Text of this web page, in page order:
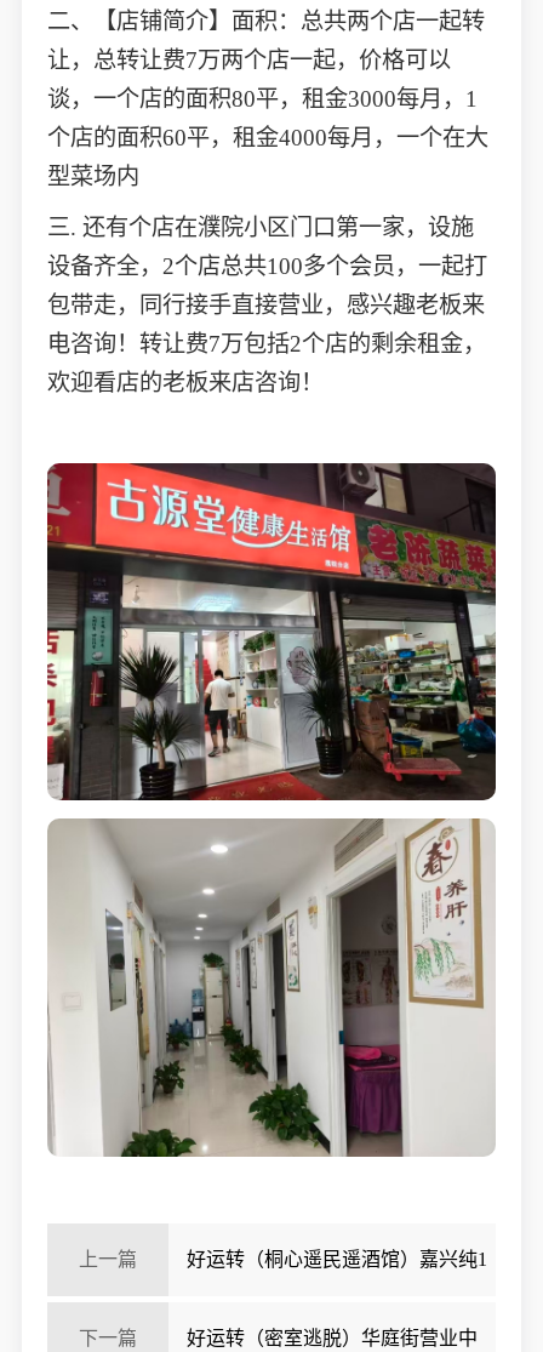
二、【店铺简介】面积：总共两个店一起转
让，总转让费7万两个店一起，价格可以
谈，一个店的面积80平，租金3000每月，1
个店的面积60平，租金4000每月，一个在大
型菜场内
三. 还有个店在濮院小区门口第一家，设施
设备齐全，2个店总共100多个会员，一起打
包带走，同行接手直接营业，感兴趣老板来
电咨询！转让费7万包括2个店的剩余租金，
欢迎看店的老板来店咨询！
上一篇 好运转（桐心遥民遥酒馆）嘉兴纯1
楼400平酒馆转让
下一篇 好运转（密室逃脱）华庭街营业中